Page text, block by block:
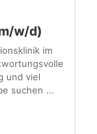
w/d)
im
und viel
suchen ...